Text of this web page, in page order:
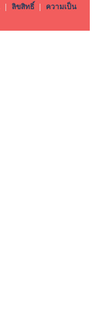
| ลิขสิทธิ์ | ความเป็น